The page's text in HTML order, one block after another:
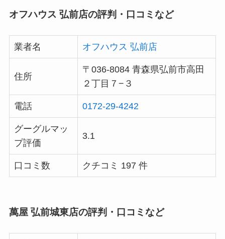
オフハウス 弘前店の評判・口コミなど
業者名 オフハウス 弘前店
住所
〒036-8084 青森県弘前市高田
２丁目７−３
電話 0172-29-4242
グーグルマッ
プ評価
3.1
口コミ数 クチコミ 197 件
萬屋 弘前城東店の評判・口コミなど